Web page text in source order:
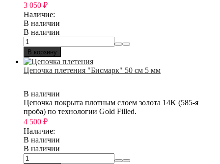
3 050 ₽
Наличие:
В наличии
В наличии
В корзину
Цепочка плетения "Бисмарк" 50 см 5 мм
В наличии
Цепочка покрыта плотным слоем золота 14K (585-я
проба) по технологии Gold Filled.
4 500 ₽
Наличие:
В наличии
В наличии